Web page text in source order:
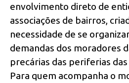
envolvimento direto de
associações de bairros,
necessidade de se
demandas dos moradores
precárias das periferias
Para quem acompanha o